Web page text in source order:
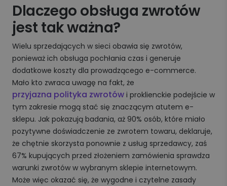
Dlaczego obsługa zwrotów
jest tak ważna?
Wielu sprzedających w sieci obawia się zwrotów,
ponieważ ich obsługa pochłania czas i generuje
dodatkowe koszty dla prowadzącego e-commerce.
Mało kto zwraca uwagę na fakt, że
przyjazna polityka zwrotów i proklienckie podejście w
tym zakresie mogą stać się znaczącym atutem e-
sklepu. Jak pokazują badania, aż 90% osób, które miało
pozytywne doświadczenie ze zwrotem towaru, deklaruje,
że chętnie skorzysta ponownie z usług sprzedawcy, zaś
67% kupujących przed złożeniem zamówienia sprawdza
warunki zwrotów w wybranym sklepie internetowym.
Może więc okazać się, że wygodne i czytelne zasady